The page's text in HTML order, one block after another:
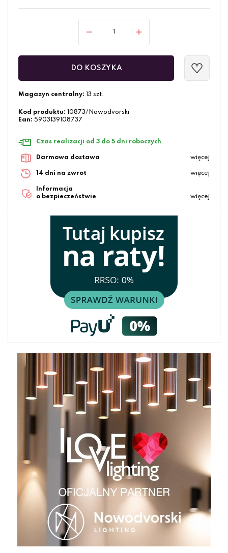
DO KOSZYKA
Magazyn centralny: 13 szt.
Kod produktu:
10873/Nowodvorski
Ean: 5903139108737
Czas realizacji od 3 do 5 dni roboczych
Darmowa dostawa więcej
14 dni na zwrot więcej
Informacja
o bezpieczeństwie
więcej